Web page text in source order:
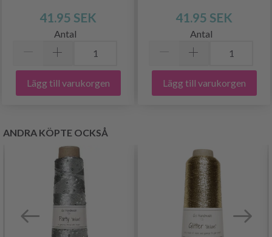
41.95 SEK
Antal
Lägg till varukorgen
41.95 SEK
Antal
Lägg till varukorgen
ANDRA KÖPTE OCKSÅ